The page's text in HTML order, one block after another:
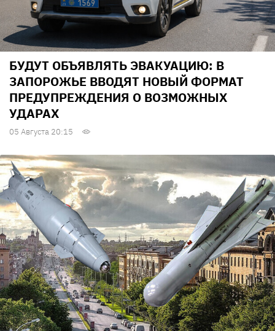
БУДУТ ОБЪЯВЛЯТЬ ЭВАКУАЦИЮ: В
ЗАПОРОЖЬЕ ВВОДЯТ НОВЫЙ ФОРМАТ
ПРЕДУПРЕЖДЕНИЯ О ВОЗМОЖНЫХ
УДАРАХ
05 Августа 20:15